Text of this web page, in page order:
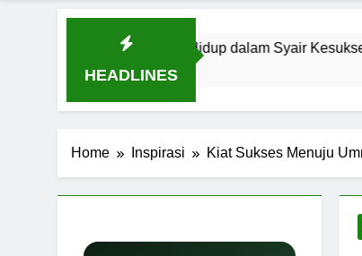
HEADLINES
Inspirasi: Hidup dalam Syair Kesuksesan
Home Inspirasi Kiat Sukses Menuju